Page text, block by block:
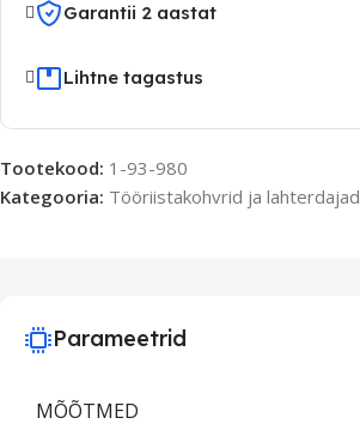
Garantii 2 aastat
Lihtne tagastus
Tootekood: 1-93-980
Kategooria: Tööriistakohvrid ja lahterdajad
Parameetrid
MÕÕTMED